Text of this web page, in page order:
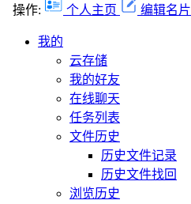
操作: 个人主页 编辑名片
我的
云存储
我的好友
在线聊天
任务列表
文件历史
历史文件记录
历史文件找回
浏览历史